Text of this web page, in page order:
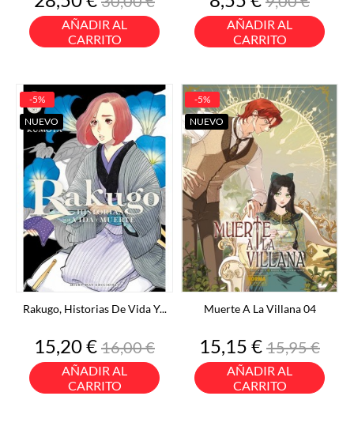
base
AÑADIR AL
CARRITO
base
AÑADIR AL
CARRITO
Rakugo, Historias De Vida Y...
Precio
15,20 €Precio
base
16,00 €
AÑADIR AL
CARRITO
-5%
NUEVO
Muerte A La Villana 04
Precio
15,15 €Precio
base
15,95 €
AÑADIR AL
CARRITO
-5%
NUEVO